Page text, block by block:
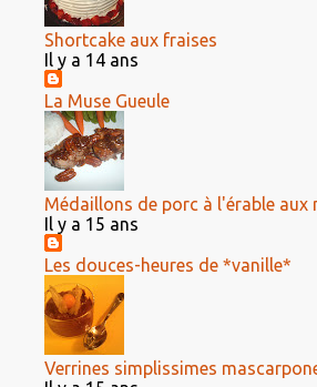
Shortcake aux fraises
Il y a 14 ans
La Muse Gueule
Médaillons de porc à l'érable aux
Il y a 15 ans
Les douces-heures de *vanille*
Verrines simplissimes